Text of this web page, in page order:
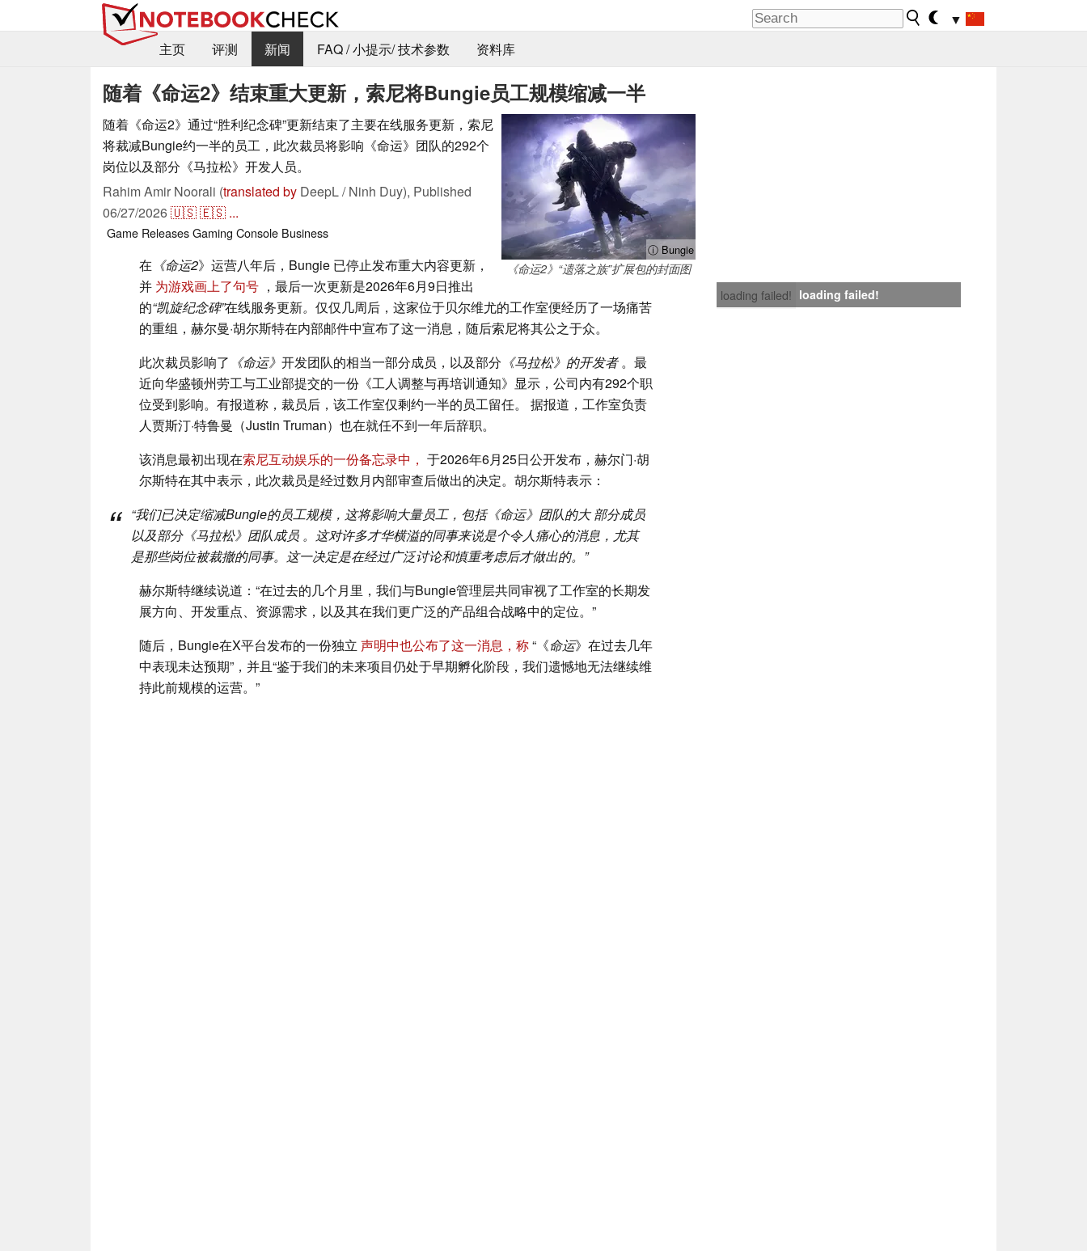
▼
主页
评测 新闻 FAQ / 小提示/ 技术参数 资料库
随着《命运2》结束重大更新，索尼将Bungie员工规模缩减一半
ⓘ Bungie
《命运2》“遗落之族”扩展包的封面图
随着《命运2》通过“胜利纪念碑”更新结束了主要在线服务更新，索尼
将裁减Bungie约一半的员工，此次裁员将影响《命运》团队的292个
岗位以及部分《马拉松》开发人员。
Rahim Amir Noorali (translated by DeepL / Ninh Duy), Published
06/27/2026🇺🇸🇪🇸 ...
Game ReleasesGaming Console Business
loading failed! loading failed!
在 《命运2》运营八年后，Bungie 已停止发布重大内容更新，
并 为游戏画上了句号 ，最后一次更新是2026年6月9日推出
的“凯旋纪念碑”在线服务更新。 仅仅几周后，这家位于贝尔维尤的工作室便经历了一场痛苦
的重组，赫尔曼·胡尔斯特在内部邮件中宣布了这一消息，随后索尼将其公之于众。
此次裁员影响了 《命运》 开发团队的相当一部分成员，以及部分 《马拉松》的开发者。最
近向华盛顿州劳工与工业部提交的一份《工人调整与再培训通知》显示，公司内有292个职
位受到影响。有报道称，裁员后，该工作室仅剩约一半的员工留任。 据报道，工作室负责
人贾斯汀·特鲁曼（Justin Truman）也在就任不到一年后辞职。
该消息最初出现在索尼互动娱乐的一份备忘录中， 于2026年6月25日公开发布，赫尔门·胡
尔斯特在其中表示，此次裁员是经过数月内部审查后做出的决定。胡尔斯特表示：
“我们已决定缩减Bungie的员工规模，这将影响大量员工，包括《命运》团队的大部分成员
以及部分《马拉松》团队成员 。这对许多才华横溢的同事来说是个令人痛心的消息，尤其
是那些岗位被裁撤的同事。这一决定是在经过广泛讨论和慎重考虑后才做出的。”
赫尔斯特继续说道：“在过去的几个月里，我们与Bungie管理层共同审视了工作室的长期发
展方向、开发重点、资源需求，以及其在我们更广泛的产品组合战略中的定位。”
随后，Bungie在X平台发布的一份独立 声明中也公布了这一消息，称“《命运》在过去几年
中表现未达预期”，并且“鉴于我们的未来项目仍处于早期孵化阶段，我们遗憾地无法继续维
持此前规模的运营。”